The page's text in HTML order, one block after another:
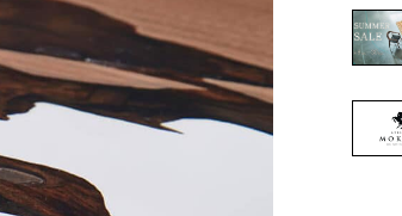
NEWS
EVENT
BLOG